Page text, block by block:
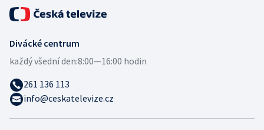
Divácké centrum
každý všední den:8:00—16:00 hodin
261 136 113
info@ceskatelevize.cz